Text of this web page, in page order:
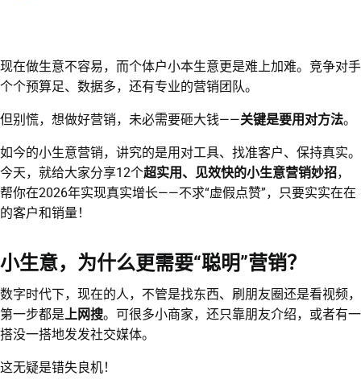
现在做生意不容易，而个体户小本生意更是难上加难。竞争对手
个个预算足、数据多，还有专业的营销团队。
但别慌，想做好营销，未必需要砸大钱——关键是要用对方法。
如今的小生意营销，讲究的是用对工具、找准客户、保持真实。
今天，就给大家分享12个超实用、见效快的小生意营销妙招，
帮你在2026年实现真实增长——不求“虚假点赞”，只要实实在在
的客户和销量！
小生意，为什么更需要“聪明”营销？
数字时代下，现在的人，不管是找东西、刷朋友圈还是看视频，
第一步都是上网搜。可很多小商家，还只靠朋友介绍，或者有一
搭没一搭地发发社交媒体。
这无疑是错失良机！